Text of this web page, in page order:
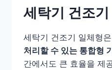
세탁기 건조
세탁기 건조기 일체형은
처리할 수 있는 통합형
간에서도 큰 효율을 제